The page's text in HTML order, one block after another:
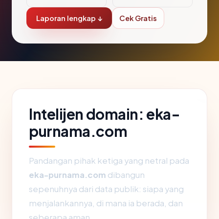
Laporan lengkap ↓ Cek Gratis
Intelijen domain: eka-
purnama.com
Pandangan pihak ketiga yang netral pada
eka-purnama.com dibangun
sepenuhnya dari data publik: siapa yang
menjalankannya, di mana ia berada, dan